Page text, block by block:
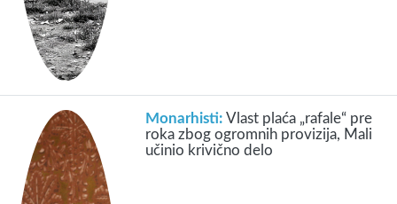
Monarhisti:Vlast plaća „rafale“ pre
roka zbog ogromnih provizija, Mali
učinio krivično delo